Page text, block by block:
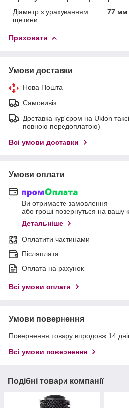
Діаметр з урахуванням
щетини
77 мм
Приховати
Умови доставки
Нова Пошта
Самовивіз
Доставка кур'єром на Uklon
повною передоплатою)
Всі умови доставки
Умови оплати
Ви отримаєте замовлення
або гроші повернуться на вашу
Детальніше
Оплатити частинами
Післяплата
Оплата на рахунок
Всі умови оплати
Умови повернення
Повернення товару впродовж 14
Всі умови повернення
Подібні товари компанії